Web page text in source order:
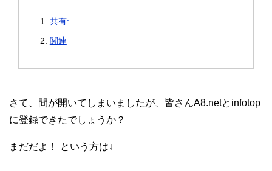
共有:
関連
さて、間が開いてしまいましたが、皆さんA8.netとinfotop
に登録できたでしょうか？
まだだよ！ という方は↓